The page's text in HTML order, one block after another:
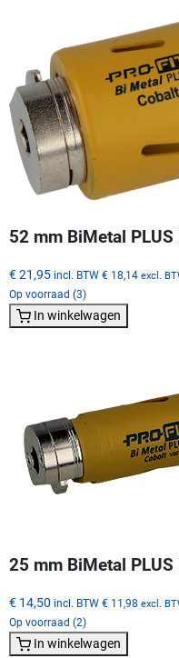
52 mm BiMetal
€ 21,95 incl. BTW € 18,14 excl.
Op voorraad (3)
In winkelwagen
25 mm BiMetal
€ 14,50 incl. BTW € 11,98 excl.
Op voorraad (2)
In winkelwagen